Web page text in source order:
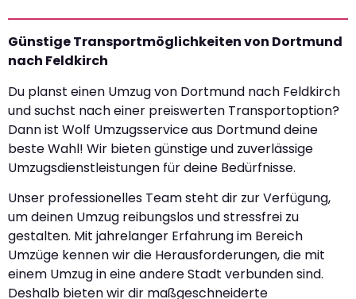
Günstige Transportmöglichkeiten von Dortmund
nach Feldkirch
Du planst einen Umzug von Dortmund nach Feldkirch
und suchst nach einer preiswerten Transportoption?
Dann ist Wolf Umzugsservice aus Dortmund deine
beste Wahl! Wir bieten günstige und zuverlässige
Umzugsdienstleistungen für deine Bedürfnisse.
Unser professionelles Team steht dir zur Verfügung,
um deinen Umzug reibungslos und stressfrei zu
gestalten. Mit jahrelanger Erfahrung im Bereich
Umzüge kennen wir die Herausforderungen, die mit
einem Umzug in eine andere Stadt verbunden sind.
Deshalb bieten wir dir maßgeschneiderte